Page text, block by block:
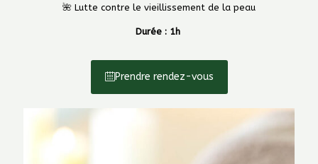
🌺 Lutte contre le vieillissement de la peau
Durée : 1h
Prendre rendez-vous